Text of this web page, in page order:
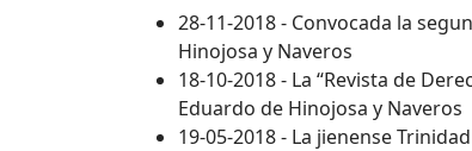
28-11-2018 - Convocada la
Hinojosa y Naveros
18-10-2018 - La “Revista de
Eduardo de Hinojosa y Naveros
19-05-2018 - La jienense